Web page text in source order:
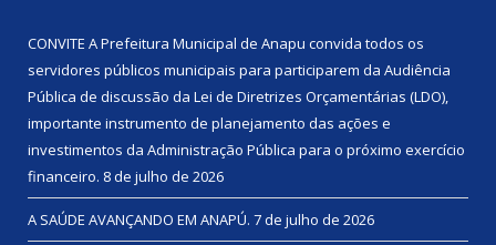
CONVITE A Prefeitura Municipal de Anapu convida todos os
servidores públicos municipais para participarem da Audiência
Pública de discussão da Lei de Diretrizes Orçamentárias (LDO),
importante instrumento de planejamento das ações e
investimentos da Administração Pública para o próximo exercício
financeiro. 8 de julho de 2026
A SAÚDE AVANÇANDO EM ANAPÚ. 7 de julho de 2026